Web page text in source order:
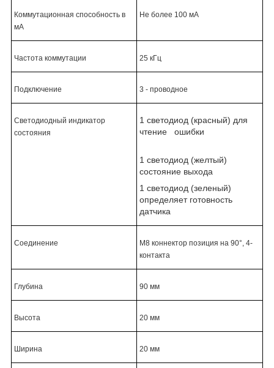
Коммутационная способность в
мА
Не более 100 мА
Частота коммутации 25 кГц
Подключение 3 - проводное
Светодиодный индикатор
состояния
1 светодиод (красный) для
чтение ошибки
1 светодиод (желтый)
состояние выхода
1 светодиод (зеленый)
определяет готовность
датчика
Соединение М8 коннектор позиция на 90° , 4-
контакта
Глубина 90 мм
Высота 20 мм
Ширина 20 мм